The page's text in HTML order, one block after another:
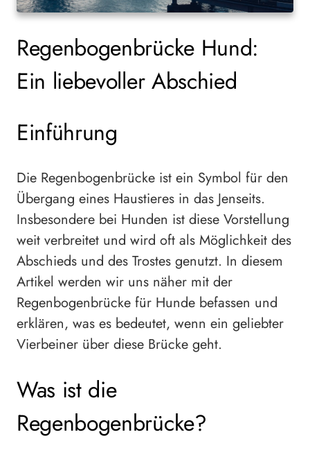
Regenbogenbrücke Hund:
Ein liebevoller Abschied
Einführung
Die Regenbogenbrücke ist ein Symbol für den
Übergang eines Haustieres in das Jenseits.
Insbesondere bei Hunden ist diese Vorstellung
weit verbreitet und wird oft als Möglichkeit des
Abschieds und des Trostes genutzt. In diesem
Artikel werden wir uns näher mit der
Regenbogenbrücke für Hunde befassen und
erklären, was es bedeutet, wenn ein geliebter
Vierbeiner über diese Brücke geht.
Was ist die
Regenbogenbrücke?